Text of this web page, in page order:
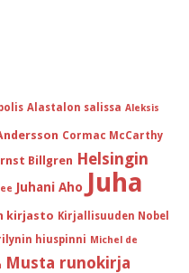
Alastalon salissa Aleksis
Cormac McCarthy
Billgren Helsingin
Juhani Aho Juha
kirjasto Kirjallisuuden Nobel
hiuspinni Michel de
Musta runokirja